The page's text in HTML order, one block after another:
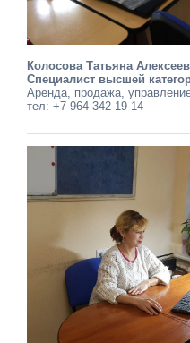
Колосова Татьяна
Специалист высшей
Аренда, продажа,
тел: +7-964-342-19-14